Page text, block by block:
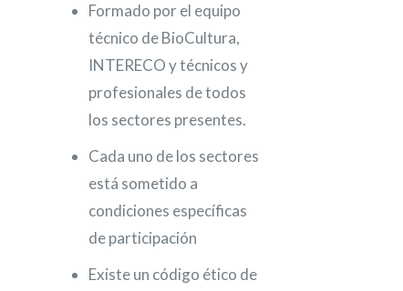
Formado por el equipo
técnico de BioCultura,
INTERECO y técnicos y
profesionales de todos
los sectores presentes.
Cada uno de los sectores
está sometido a
condiciones específicas
de participación
Existe un código ético de